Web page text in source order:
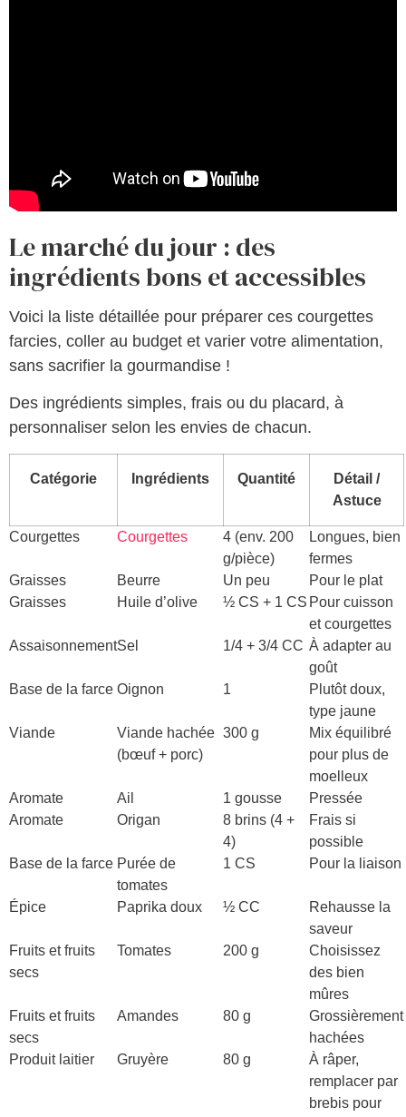
Le marché du jour : des
ingrédients bons et accessibles
Voici la liste détaillée pour préparer ces courgettes
farcies, coller au budget et varier votre alimentation,
sans sacrifier la gourmandise !
Des ingrédients simples, frais ou du placard, à
personnaliser selon les envies de chacun.
Catégorie Ingrédients Quantité
Détail /
Astuce
Courgettes Courgettes
4 (env. 200
g/pièce)
Longues, bien
fermes
Graisses
Beurre Un peu
Pour le plat
Graisses
Huile d’olive ½ CS + 1 CS Pour cuisson
et courgettes
AssaisonnementSel 1/4 + 3/4 CC À adapter au
goût
Base de la farce Oignon 1
Plutôt doux,
type jaune
Viande
Viande hachée
(bœuf + porc)
300 g
Mix équilibré
pour plus de
moelleux
Aromate
Ail 1 gousse
Pressée
Aromate
Origan
8 brins (4 +
4)
Frais si
possible
Base de la farce Purée de
tomates
1 CS Pour la liaison
Épice Paprika doux ½ CC
Rehausse la
saveur
Fruits et fruits
secs
Tomates 200 g
Choisissez
des bien
mûres
Fruits et fruits
secs
Amandes 80 g
Grossièrement
hachées
Produit laitier
Gruyère 80 g
À râper,
remplacer par
brebis pour